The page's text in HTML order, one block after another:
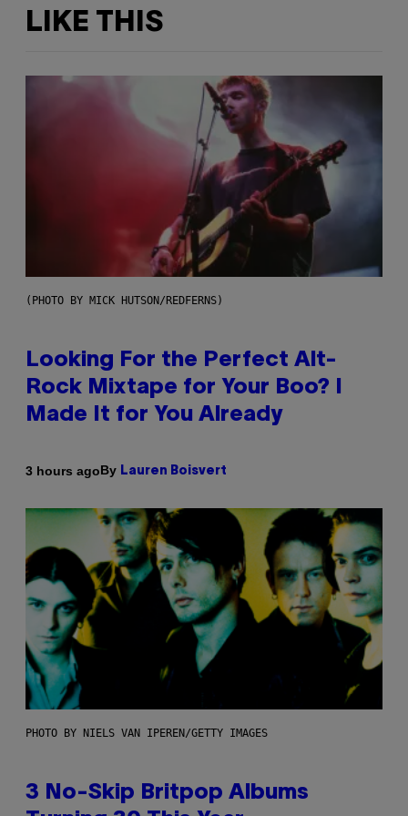
LIKE THIS
(PHOTO BY MICK HUTSON/REDFERNS)
Looking For the Perfect Alt-
Rock Mixtape for Your Boo? I
Made It for You Already
3 hours agoBy Lauren Boisvert
PHOTO BY NIELS VAN IPEREN/GETTY IMAGES
3 No-Skip Britpop Albums